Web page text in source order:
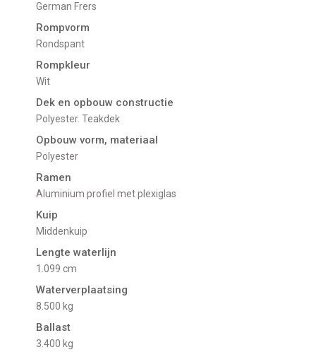
German Frers
Rompvorm
Rondspant
Rompkleur
Wit
Dek en opbouw constructie
Polyester. Teakdek
Opbouw vorm, materiaal
Polyester
Ramen
Aluminium profiel met plexiglas
Kuip
Middenkuip
Lengte waterlijn
1.099 cm
Waterverplaatsing
8.500 kg
Ballast
3.400 kg